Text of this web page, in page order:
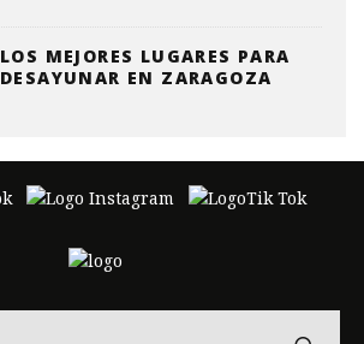
LOS MEJORES LUGARES PARA
DESAYUNAR EN ZARAGOZA